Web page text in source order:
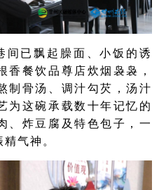
间已飘起臊面、小饭的诱
香餐饮品尊店炊烟袅袅，
制骨汤、调汁勾芡，汤汁
为这碗承载数十年记忆的
、炸豆腐及特色包子，一
气神。